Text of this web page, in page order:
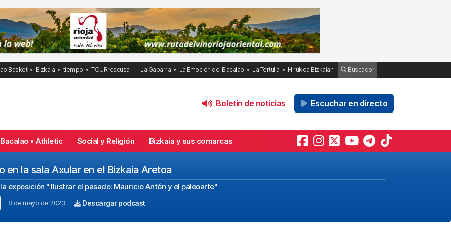
Basket Bizkaia tiempo TOURrescusa La Gabarra La Emoción del Bacalao La Tertulia Hirukoa Bizkaian Buscador
Boletín de noticias Escuchar en directo
Bacalao • Athletic Social y Religión Bizkaia y sus comarcas
en la sala Axular en el Bizkaia Aretoa
exposición " Ilustrar el pasado: Mauricio Antón y el paleoarte"
8 de mayo de 2023 Descargar podcast